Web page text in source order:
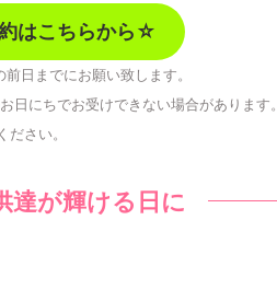
はこちらから☆
日までにお願い致します。
にちでお受けできない場合があります。
さい。
達が輝ける日に